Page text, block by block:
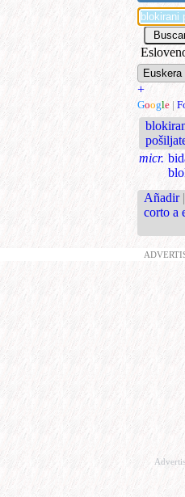
+
Google |
micr.
Añadir |
corto a